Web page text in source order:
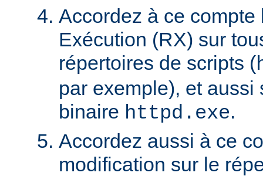
Accordez à ce
Exécution (RX) sur
répertoires de scripts (
par exemple), et aussi
binaire httpd.exe.
Accordez aussi à ce
modification sur le